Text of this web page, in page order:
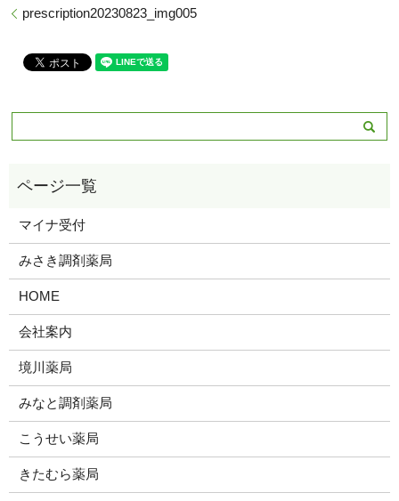
prescription20230823_img005
マイナ受付
みさき調剤薬局
HOME
会社案内
境川薬局
みなと調剤薬局
こうせい薬局
きたむら薬局